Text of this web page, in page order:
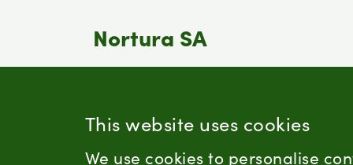
This website uses cookies
We use cookies to personalise
Nortura SA
eget selskap og et samvirke som eies
av omlag 15 200 norske bønder.